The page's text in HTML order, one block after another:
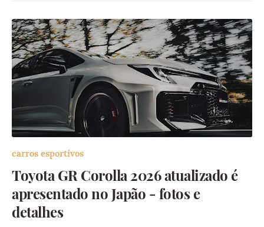
carros esportivos
Toyota GR Corolla 2026 atualizado é
apresentado no Japão - fotos e
detalhes